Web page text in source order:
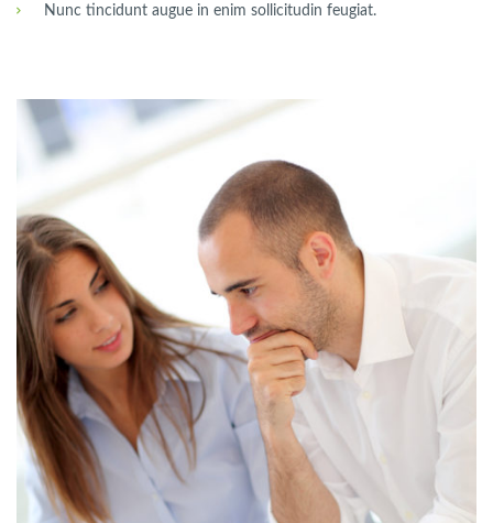
Nunc tincidunt augue in enim sollicitudin feugiat.